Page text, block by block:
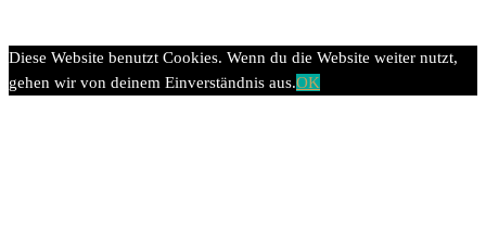
Diese Website benutzt Cookies. Wenn du die Website weiter nutzt,
gehen wir von deinem Einverständnis aus.OK